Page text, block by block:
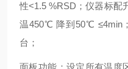
性<1.5 %RSD；仪器标配
温450℃ 降到50℃ ≤4min
台；
面板功能：设定所有温度